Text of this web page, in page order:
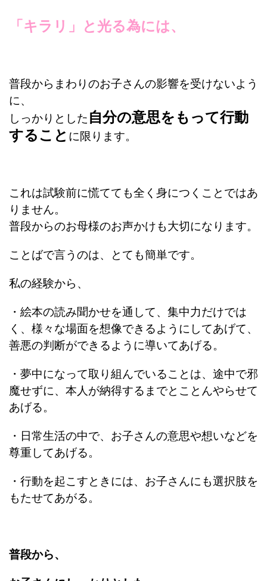
「キラリ」と光る為には、
普段からまわりのお子さんの影響を受けないよう
に、
しっかりとした 自分の意思をもって行動
すること に限ります。
これは試験前に慌てても全く身につくことではあ
りません。
普段からのお母様のお声かけも大切になります。
ことばで言うのは、とても簡単です。
私の経験から、
・絵本の読み聞かせを通して、集中力だけでは
く、様々な場面を想像できるようにしてあげて、
善悪の判断ができるように導いてあげる。
・夢中になって取り組んでいることは、途中で邪
魔せずに、本人が納得するまでとことんやらせて
あげる。
・日常生活の中で、お子さんの意思や想いなどを
尊重してあげる。
・行動を起こすときには、お子さんにも選択肢を
もたせてあがる。
普段から、